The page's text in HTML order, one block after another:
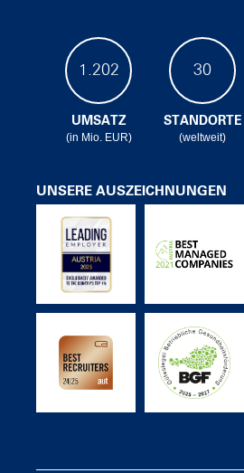
1.202
UMSATZ
(in Mio. EUR)
30
STANDORTE
(weltweit)
UNSERE AUSZEICHNUNGEN